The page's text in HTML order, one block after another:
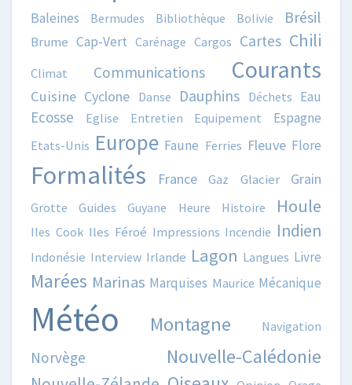
Baleines Bermudes Bibliothèque Bolivie Brésil
Brume Cap-Vert Carénage Cargos Cartes Chili
Climat Communications Courants
Cuisine Cyclone Danse Dauphins Déchets Eau
Ecosse Eglise Entretien Equipement Espagne
Etats-Unis Europe Faune Ferries Fleuve Flore
Formalités France Gaz Glacier Grain
Grotte Guides Guyane Heure Histoire Houle
Iles Cook Iles Féroé Impressions Incendie Indien
Indonésie Interview Irlande Lagon Langues Livre
Marées Marinas Marquises Maurice Mécanique
Météo Montagne Navigation
Norvège Nouvelle-Calédonie